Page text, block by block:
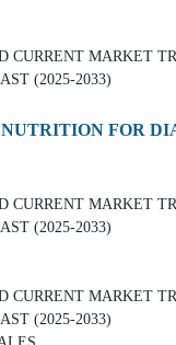
MARKET
(2025-2033)
FOR
MARKET
(2025-2033)
MARKET
(2025-2033)